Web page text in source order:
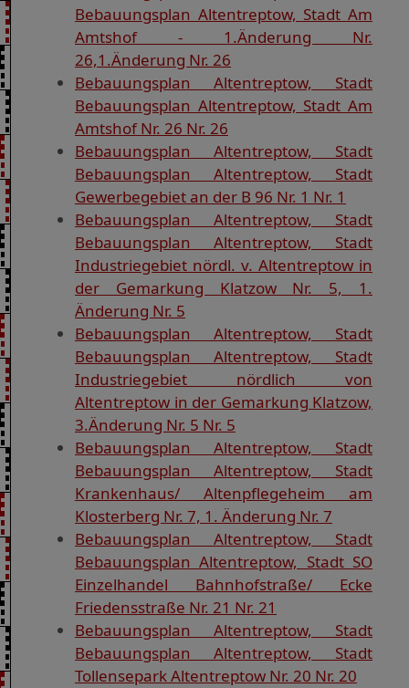
Bebauungsplan Altentreptow, Stadt Am
Amtshof - 1.Änderung Nr.
26,1.Änderung Nr. 26
Bebauungsplan Altentreptow, Stadt
Bebauungsplan Altentreptow, Stadt Am
Amtshof Nr. 26 Nr. 26
Bebauungsplan Altentreptow, Stadt
Bebauungsplan Altentreptow, Stadt
Gewerbegebiet an der B 96 Nr. 1 Nr. 1
Bebauungsplan Altentreptow, Stadt
Bebauungsplan Altentreptow, Stadt
Industriegebiet nördl. v. Altentreptow in
der Gemarkung Klatzow Nr. 5, 1.
Änderung Nr. 5
Bebauungsplan Altentreptow, Stadt
Bebauungsplan Altentreptow, Stadt
Industriegebiet nördlich von
Altentreptow in der Gemarkung Klatzow,
3.Änderung Nr. 5 Nr. 5
Bebauungsplan Altentreptow, Stadt
Bebauungsplan Altentreptow, Stadt
Krankenhaus/ Altenpflegeheim am
Klosterberg Nr. 7, 1. Änderung Nr. 7
Bebauungsplan Altentreptow, Stadt
Bebauungsplan Altentreptow, Stadt SO
Einzelhandel Bahnhofstraße/ Ecke
Friedensstraße Nr. 21 Nr. 21
Bebauungsplan Altentreptow, Stadt
Bebauungsplan Altentreptow, Stadt
Tollensepark Altentreptow Nr. 20 Nr. 20